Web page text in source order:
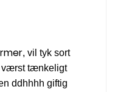
, vil tyk sort
værst tænkeligt
ddhhhh giftig